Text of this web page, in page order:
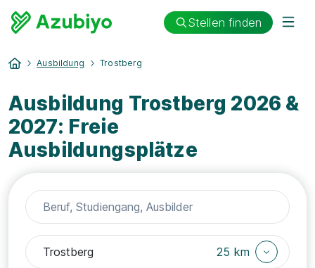
Stellen finden
Ausbildung Trostberg
Ausbildung Trostberg 2026 &
2027: Freie
Ausbildungsplätze
25 km